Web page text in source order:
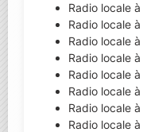
Radio locale à
Radio locale à
Radio locale à
Radio locale à
Radio locale à
Radio locale à
Radio locale à
Radio locale à